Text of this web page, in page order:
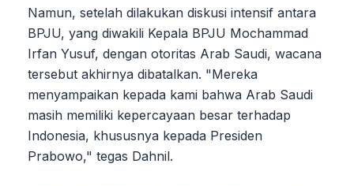
Namun, setelah dilakukan diskusi intensif antara
BPJU, yang diwakili Kepala BPJU Mochammad
Irfan Yusuf, dengan otoritas Arab Saudi, wacana
tersebut akhirnya dibatalkan. "Mereka
menyampaikan kepada kami bahwa Arab Saudi
masih memiliki kepercayaan besar terhadap
Indonesia, khususnya kepada Presiden
Prabowo," tegas Dahnil.